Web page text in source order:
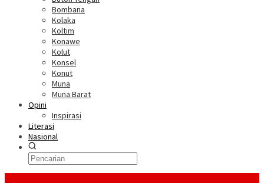
Bombana
Kolaka
Koltim
Konawe
Kolut
Konsel
Konut
Muna
Muna Barat
Opini
Inspirasi
Literasi
Nasional